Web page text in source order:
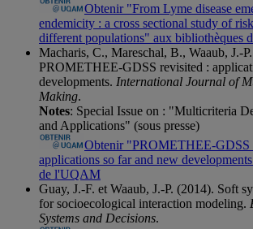
Obtenir "From Lyme disease
endemicity : a cross sectional study of
different populations" aux bibliothèques
Macharis, C., Mareschal, B., Waaub, J.-
PROMETHEE-GDSS revisited :
developments. International Journal of
Making.
Notes: Special Issue on : "Multicriteria
and Applications" (sous presse)
Obtenir "PROMETHEE-GDSS
applications so far and new
de l'UQAM
Guay, J.-F. et Waaub, J.-P. (2014). Soft
for socioecological interaction modeling.
Systems and Decisions.